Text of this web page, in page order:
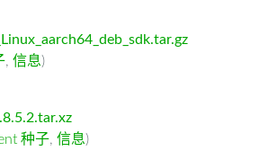
, 信息)
种子, 信息)